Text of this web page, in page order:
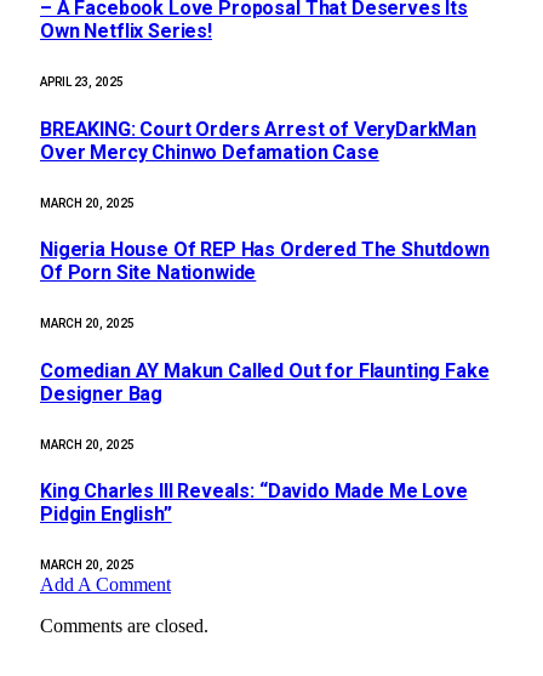
– A Facebook Love Proposal That Deserves Its
Own Netflix Series!
APRIL 23, 2025
BREAKING: Court Orders Arrest of VeryDarkMan
Over Mercy Chinwo Defamation Case
MARCH 20, 2025
Nigeria House Of REP Has Ordered The Shutdown
Of Porn Site Nationwide
MARCH 20, 2025
Comedian AY Makun Called Out for Flaunting Fake
Designer Bag
MARCH 20, 2025
King Charles III Reveals: “Davido Made Me Love
Pidgin English”
MARCH 20, 2025
Add A Comment
Comments are closed.